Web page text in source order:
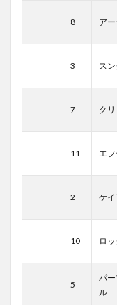
8 ア
3 ス
7 ク
11 エ
2 ケ
10 ロ
5
パ
ル